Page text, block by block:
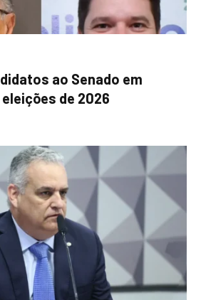
ao Senado em
de 2026